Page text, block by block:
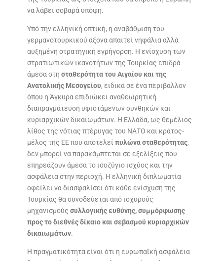
να λάβει σοβαρά υπόψη.
Υπό την ελληνική οπτική, η αναβάθμιση του
γερμανοτουρκικού άξονα απαιτεί νηφάλια αλλά
αυξημένη στρατηγική εγρήγορση. Η ενίσχυση των
στρατιωτικών ικανοτήτων της Τουρκίας επιδρά
άμεσα στη σταθερότητα του Αιγαίου και της
Ανατολικής Μεσογείου, ειδικά σε ένα περιβάλλον
όπου η Άγκυρα επιδιώκει αναθεωρητική
διαπραγμάτευση υφιστάμενων συνθηκών και
κυριαρχικών δικαιωμάτων. Η Ελλάδα, ως θεμέλιος
λίθος της νότιας πτέρυγας του ΝΑΤΟ και κράτος-
μέλος της ΕΕ που αποτελεί πυλώνα σταθερότητας,
δεν μπορεί να παρακάμπτεται σε εξελίξεις που
επηρεάζουν άμεσα το ισοζύγιο ισχύος και την
ασφάλεια στην περιοχή. Η ελληνική διπλωματία
οφείλει να διασφαλίσει ότι κάθε ενίσχυση της
Τουρκίας θα συνοδεύεται από ισχυρούς
μηχανισμούς συλλογικής ευθύνης, συμμόρφωσης
προς το διεθνές δίκαιο και σεβασμού κυριαρχικών
δικαιωμάτων.
Η πραγματικότητα είναι ότι η ευρωπαϊκή ασφάλεια